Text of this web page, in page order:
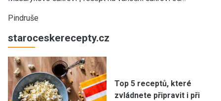
Pindruše
staroceskerecepty.cz
Top 5 receptů, které
zvládnete připravit i při